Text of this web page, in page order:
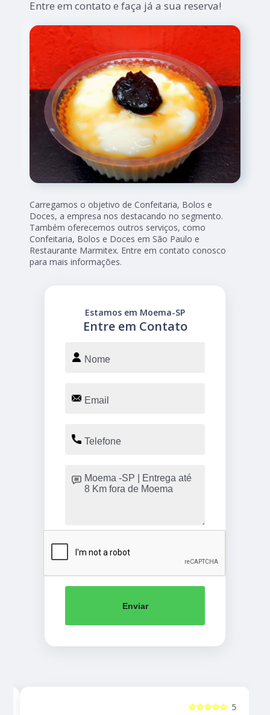
Entre em contato e faça já a sua reserva!
Carregamos o objetivo de Confeitaria, Bolos e
Doces, a empresa nos destacando no segmento.
Também oferecemos outros serviços, como
Confeitaria, Bolos e Doces em São Paulo e
Restaurante Marmitex. Entre em contato conosco
para mais informações.
Entre em Contato
Estamos em Moema-SP
Enviar
5
☆☆☆☆☆